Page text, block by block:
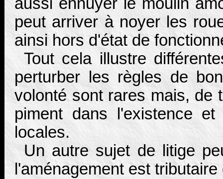
peut arriver à noyer les
ainsi hors d'état de
Tout cela illustre
perturber les règles de
volonté sont rares mais, de
piment dans l'existence
locales.
Un autre sujet de litige
l'aménagement est